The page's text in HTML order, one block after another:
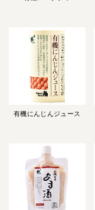
有機にんじんジュース